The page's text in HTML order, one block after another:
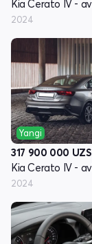
2024
Yangi
317 900 000 UZS
2024